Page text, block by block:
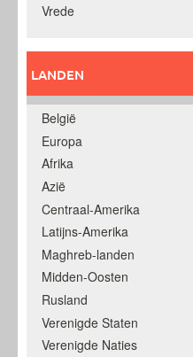
Vrede
LANDEN
België
Europa
Afrika
Azië
Centraal-Amerika
Latijns-Amerika
Maghreb-landen
Midden-Oosten
Rusland
Verenigde Staten
Verenigde Naties